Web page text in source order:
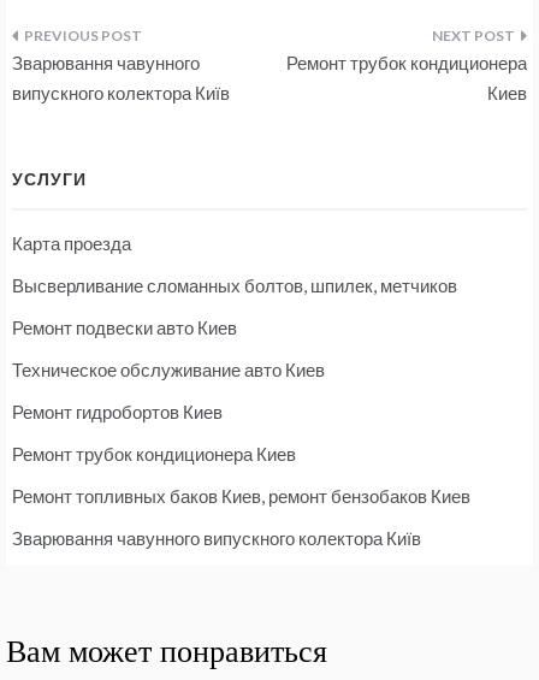
Навигация
по
Зварювання чавунного
випускного колектора Київ
Ремонт трубок кондиционера
Киев
УСЛУГИ
Карта проезда
Высверливание сломанных болтов, шпилек, метчиков
Ремонт подвески авто Киев
Техническое обслуживание авто Киев
Ремонт гидробортов Киев
Ремонт трубок кондиционера Киев
Ремонт топливных баков Киев, ремонт бензобаков Киев
Зварювання чавунного випускного колектора Київ
Вам может понравиться